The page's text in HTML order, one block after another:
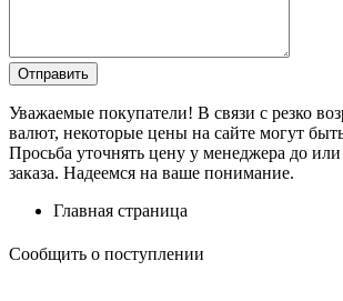
Уважаемые покупатели! В связи с резко
валют, некоторые цены на сайте могут
Просьба уточнять цену у менеджера до
заказа. Надеемся на ваше понимание.
Главная страница
Сообщить о поступлении